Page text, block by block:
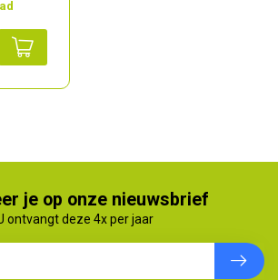
je op onze nieuwsbrief
ontvangt deze 4x per jaar